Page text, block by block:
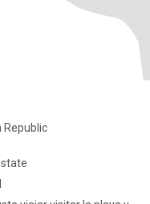
Republic